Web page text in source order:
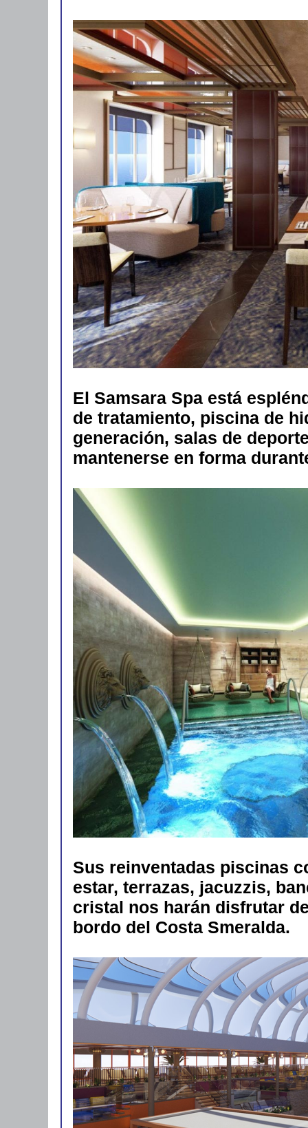
El Samsara Spa está
de tratamiento, piscina de
generación, salas de
mantenerse en forma
Sus reinventadas piscinas
estar, terrazas, jacuzzis,
cristal nos harán disfrutar
bordo del Costa Smeralda.